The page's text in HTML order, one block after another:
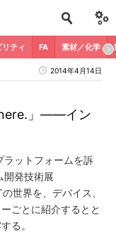
リティ FA 素材／化学
2014年4月14日
here.」――イン
ラットフォームを訴
開発技術展
世界を、デバイス、
ごとに紹介するとと
る。